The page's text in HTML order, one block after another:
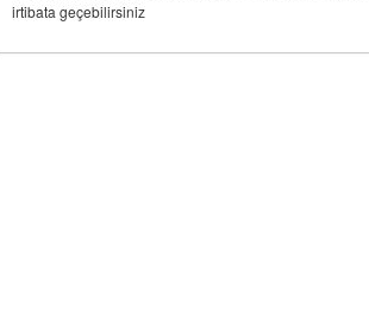
irtibata geçebilirsiniz